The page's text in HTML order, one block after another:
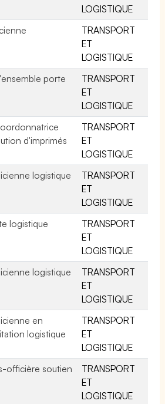
LOGISTIQUE
TRANSPORT
ET
LOGISTIQUE
porte
TRANSPORT
ET
LOGISTIQUE
d'imprimés
TRANSPORT
ET
LOGISTIQUE
logistique
TRANSPORT
ET
LOGISTIQUE
logistique
TRANSPORT
ET
LOGISTIQUE
logistique
TRANSPORT
ET
LOGISTIQUE
en
logistique
TRANSPORT
ET
LOGISTIQUE
officière soutien
TRANSPORT
ET
LOGISTIQUE